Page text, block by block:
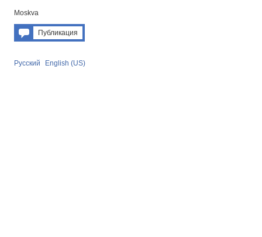
Moskva
Публикация
Русский English (US)